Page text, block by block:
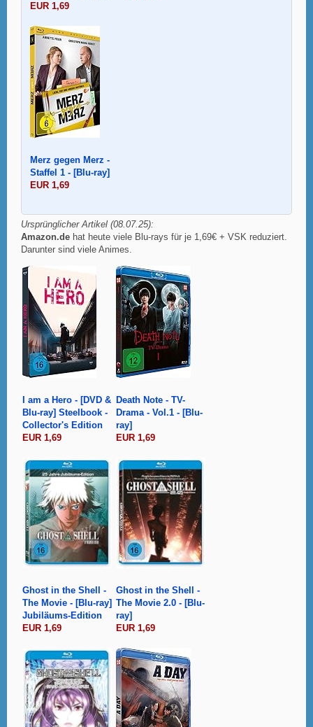
EUR 1,69
Merz gegen Merz -
Staffel 1 - [Blu-ray]
EUR 1,69
Ursprünglicher Artikel (08.07.25):
Amazon.de hat heute viele Blu-rays für je 1,69€ + VSK reduziert.
Darunter sind viele Animes.
I am a Hero - [DVD &
Blu-ray] Steelbook -
Collector's Edition
EUR 1,69
Death Note - TV-
Drama - Vol.1 - [Blu-
ray]
EUR 1,69
Ghost in the Shell -
The Movie - [Blu-ray]
Jubiläums-Edition
EUR 1,69
Ghost in the Shell -
The Movie 2.0 - [Blu-
ray]
EUR 1,69